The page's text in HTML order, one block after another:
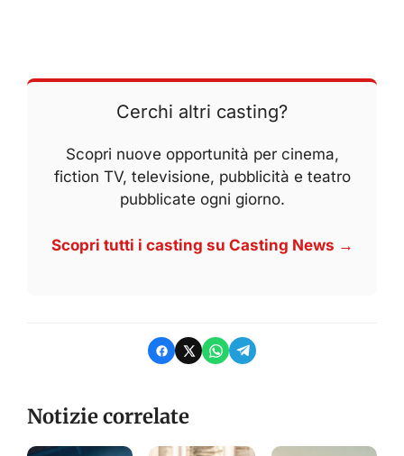
Cerchi altri casting?
Scopri nuove opportunità per cinema,
fiction TV, televisione, pubblicità e teatro
pubblicate ogni giorno.
Scopri tutti i casting su Casting News →
Notizie correlate